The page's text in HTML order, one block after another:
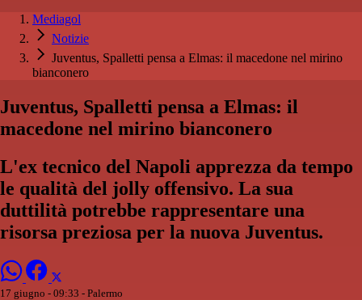
Mediagol
Notizie
Juventus, Spalletti pensa a Elmas: il macedone nel mirino
bianconero
Juventus, Spalletti pensa a Elmas: il
macedone nel mirino bianconero
L'ex tecnico del Napoli apprezza da tempo
le qualità del jolly offensivo. La sua
duttilità potrebbe rappresentare una
risorsa preziosa per la nuova Juventus.
17 giugno - 09:33 - Palermo